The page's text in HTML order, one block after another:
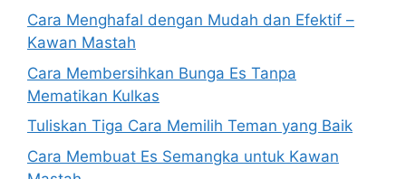
Cara Menghafal dengan Mudah dan Efektif –
Kawan Mastah
Cara Membersihkan Bunga Es Tanpa
Mematikan Kulkas
Tuliskan Tiga Cara Memilih Teman yang Baik
Cara Membuat Es Semangka untuk Kawan